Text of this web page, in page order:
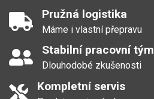
Pružná logistika
Máme i vlastní přepravu
Stabilní pracovní tým
Dlouhodobé zkušenosti
Kompletní servis